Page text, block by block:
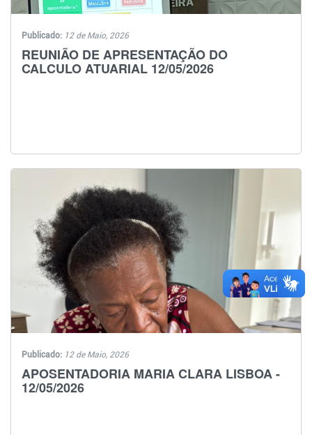
Publicado: 12 de Maio, 2026
REUNIÃO DE APRESENTAÇÃO DO
CALCULO ATUARIAL 12/05/2026
Publicado: 12 de Maio, 2026
APOSENTADORIA MARIA CLARA LISBOA -
12/05/2026